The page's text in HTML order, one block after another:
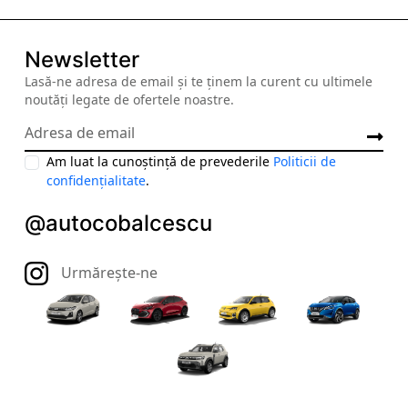
Newsletter
Lasă-ne adresa de email și te ținem la curent cu ultimele
noutăți legate de ofertele noastre.
Am luat la cunoștință de prevederile Politicii de
confidențialitate.
@autocobalcescu
Urmărește-ne